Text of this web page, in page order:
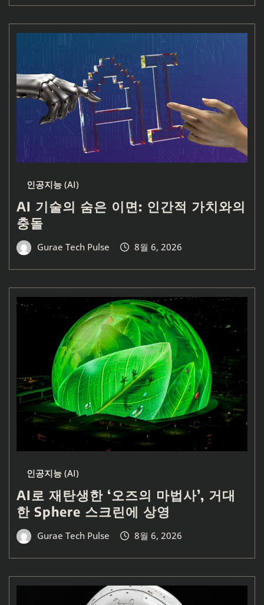
인공지능 (AI)
AI 기술의 숨은 이면: 인간적 가치와의
충돌
Gurae Tech Pulse 8월 6, 2026
인공지능 (AI)
AI로 재탄생한 ‘오즈의 마법사’, 거대
한 Sphere 스크린에 상영
Gurae Tech Pulse 8월 6, 2026